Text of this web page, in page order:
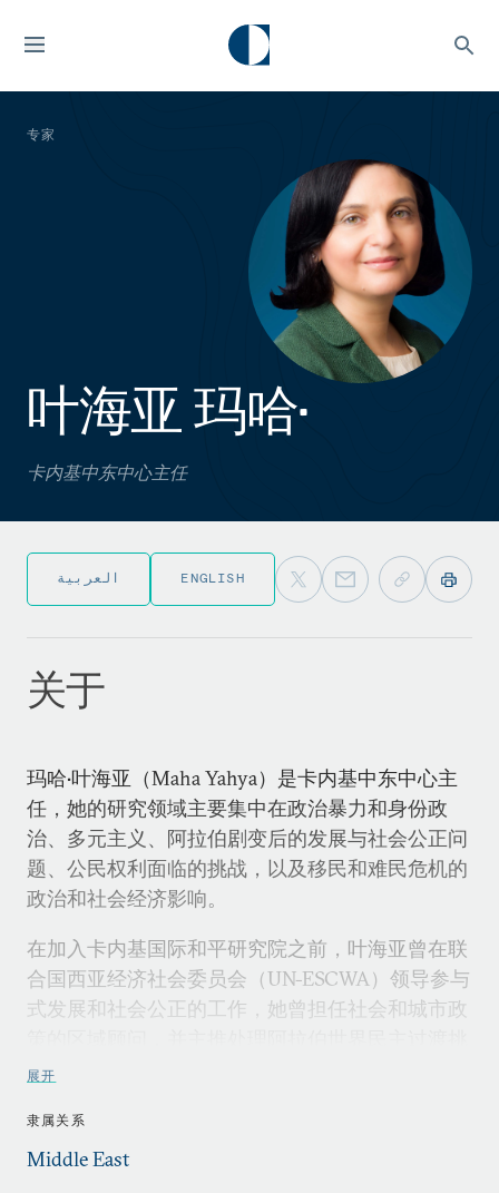
专家
叶海亚 玛哈•
卡内基中东中心主任
العربية ENGLISH
关于
玛哈•叶海亚（Maha Yahya）是卡内基中东中心主
任，她的研究领域主要集中在政治暴力和身份政
治、多元主义、阿拉伯剧变后的发展与社会公正问
题、公民权利面临的挑战，以及移民和难民危机的
政治和社会经济影响。
在加入卡内基国际和平研究院之前，叶海亚曾在联
合国西亚经济社会委员会（UN-ESCWA）领导参与
式发展和社会公正的工作，她曾担任社会和城市政
战的执行干事办公室的战略和跨部门项目。叶海亚
《2008-2009年国家人类发展报告：走向公民国
家》的项目主任和主笔。此外，她还是《麻省理工
展开
隶属关系
Middle East